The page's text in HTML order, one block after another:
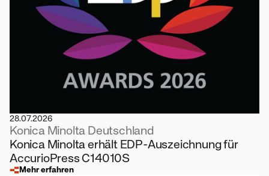
28.07.2026
Konica Minolta Deutschland
Konica Minolta erhält EDP-Auszeichnung für
AccurioPress C14010S
Mehr erfahren